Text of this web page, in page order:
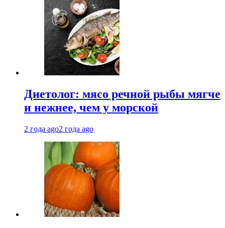
Диетолог: мясо речной рыбы мягче
и нежнее, чем у морской
2 года ago2 года ago